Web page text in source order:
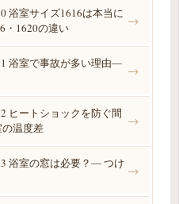
浴室サイズ1616は本当に
・1620の違い
→
浴室で事故が多い理由―
→
ヒートショックを防ぐ間
温度差
→
浴室の窓は必要？― つけ
→